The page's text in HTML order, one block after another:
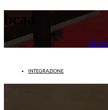
bcaa
Home
INTEGRAZIONE